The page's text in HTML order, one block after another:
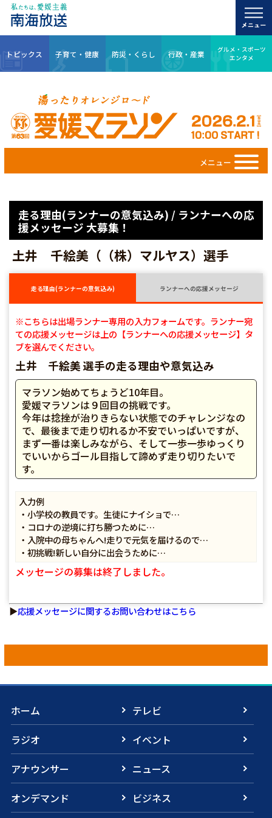
トピックス 子育て・健康 防災・くらし 行政・産業
グルメ・スポーツ
エンタメ
メニュー
走る理由(ランナーの意気込み) / ランナーへの応
援メッセージ 大募集！
土井 千絵美（（株）マルヤス）選手
走る理由(ランナーの意気込み) ランナーへの応援メッセージ
※こちらは出場ランナー専用の入力フォームです。ランナー宛
ての応援メッセージは上の【ランナーへの応援メッセージ】タ
ブを選んでください。
土井 千絵美 選手の走る理由や意気込み
マラソン始めてちょうど10年目。
愛媛マラソンは９回目の挑戦です。
今年は捻挫が治りきらない状態でのチャレンジなの
で、最後まで走り切れるか不安でいっぱいですが、
まず一番は楽しみながら、そして一歩一歩ゆっくり
でいいからゴール目指して諦めず走り切りたいで
す。
入力例
・小学校の教員です。生徒にナイショで…
・コロナの逆境に打ち勝つために…
・入院中の母ちゃんへ!走りで元気を届けるので…
・初挑戦!新しい自分に出会うために…
メッセージの募集は終了しました。
▶応援メッセージに関するお問い合わせはこちら
ホーム
テレビ
ラジオ
イベント
アナウンサー
ニュース
オンデマンド
ビジネス